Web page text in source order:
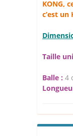
KONG,
c’est un
Taille
Balle : 4